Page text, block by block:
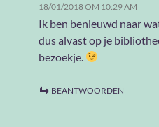
18/01/2018 OM 10:29 AM
Ik ben benieuwd naar
dus alvast op je
bezoekje.
BEANTWOORDEN